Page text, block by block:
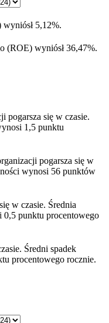
5,12%.
(ROE) wyniósł 36,47%.
pogarsza się w czasie.
1,5 punktu
pogarsza się w
wynosi 56 punktów
w czasie. Średnia
punktu procentowego
Średni spadek
procentowego rocznie.